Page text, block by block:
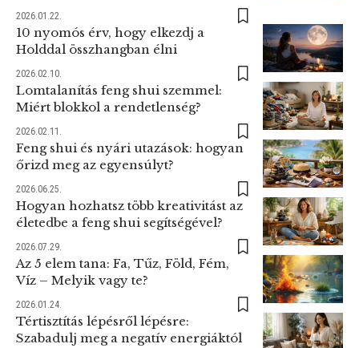
2026.01.22.
10 nyomós érv, hogy elkezdj a
Holddal összhangban élni
2026.02.10.
Lomtalanítás feng shui szemmel:
Miért blokkol a rendetlenség?
2026.02.11.
Feng shui és nyári utazások: hogyan
őrizd meg az egyensúlyt?
2026.06.25.
Hogyan hozhatsz több kreativitást az
életedbe a feng shui segítségével?
2026.07.29.
Az 5 elem tana: Fa, Tűz, Föld, Fém,
Víz – Melyik vagy te?
2026.01.24.
Tértisztítás lépésről lépésre:
Szabadulj meg a negatív energiáktól